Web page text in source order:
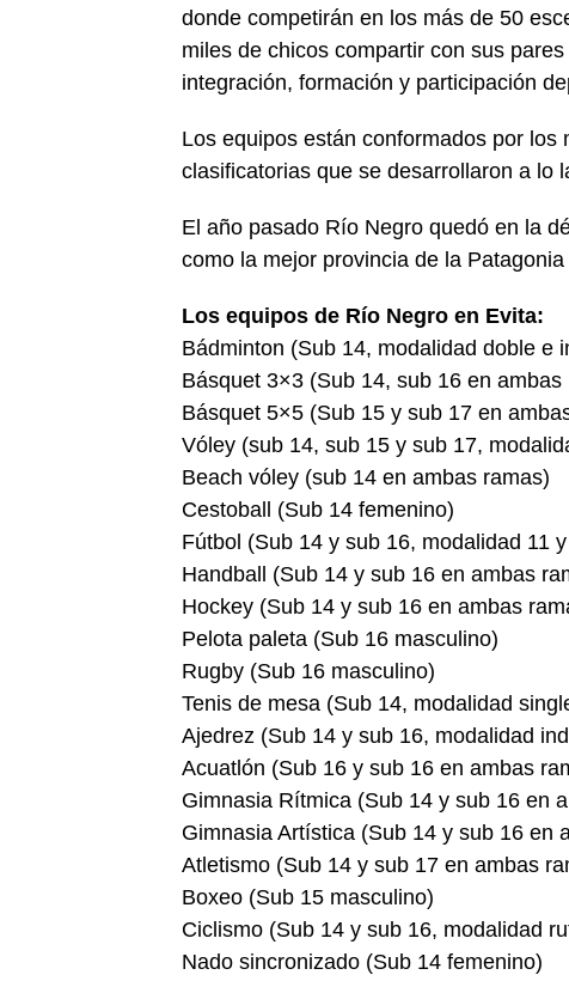
donde competirán en los más de 50
miles de chicos compartir con sus
integración, formación y participación
Los equipos están conformados por
clasificatorias que se desarrollaron a lo
El año pasado Río Negro quedó en la
como la mejor provincia de la
Los equipos de Río Negro en Evita:
Bádminton (Sub 14, modalidad doble e
Básquet 3×3 (Sub 14, sub 16 en ambas
Básquet 5×5 (Sub 15 y sub 17 en
Vóley (sub 14, sub 15 y sub 17,
Beach vóley (sub 14 en ambas ramas)
Cestoball (Sub 14 femenino)
Fútbol (Sub 14 y sub 16, modalidad 11
Handball (Sub 14 y sub 16 en ambas
Hockey (Sub 14 y sub 16 en ambas
Pelota paleta (Sub 16 masculino)
Rugby (Sub 16 masculino)
Tenis de mesa (Sub 14, modalidad
Ajedrez (Sub 14 y sub 16, modalidad
Acuatlón (Sub 16 y sub 16 en ambas
Gimnasia Rítmica (Sub 14 y sub 16 en
Gimnasia Artística (Sub 14 y sub 16 en
Atletismo (Sub 14 y sub 17 en ambas
Boxeo (Sub 15 masculino)
Ciclismo (Sub 14 y sub 16, modalidad
Nado sincronizado (Sub 14 femenino)